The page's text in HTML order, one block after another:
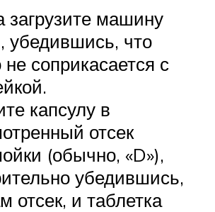
загрузите машину
убедившись, что
соприкасается с
капсулу в
отсек
(обычно, «D»),
убедившись,
отсек, и таблетка